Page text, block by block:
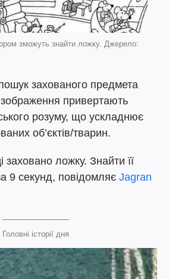
зможуть знайти ложку. Джерело:
захованого предмета
зображення привертають
розуму, що ускладнює
об’єктів/тварин.
заховано ложку. Знайти її
9 секунд, повідомляє Jagran
Головні історії дня